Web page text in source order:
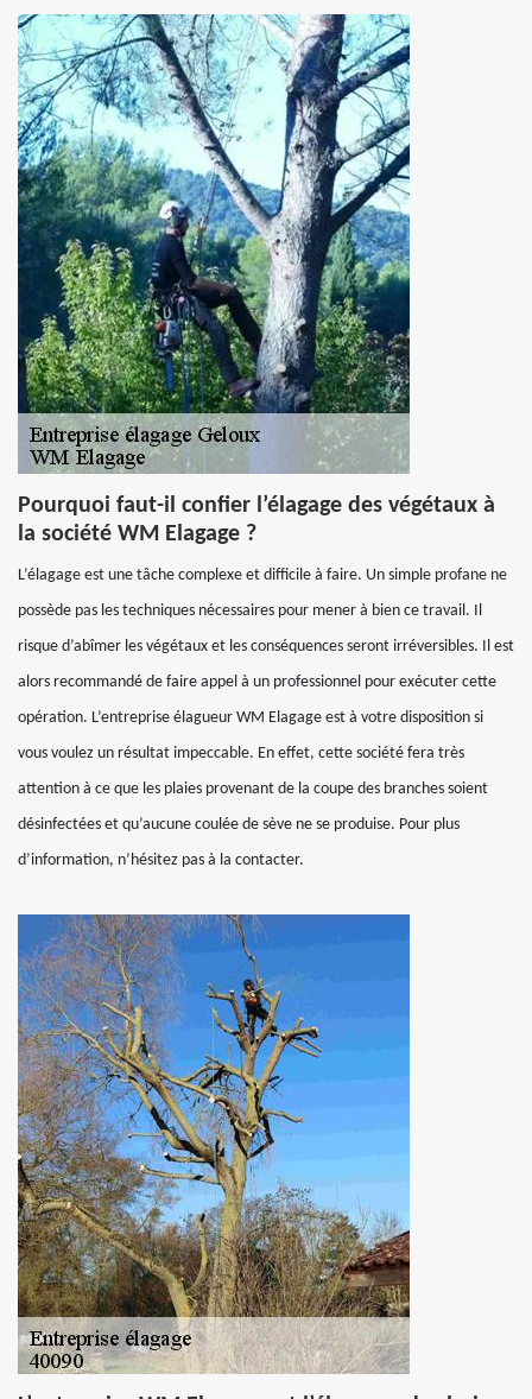
Pourquoi faut-il confier l’élagage des végétaux à
la société WM Elagage ?
L’élagage est une tâche complexe et difficile à faire. Un simple profane ne
possède pas les techniques nécessaires pour mener à bien ce travail. Il
risque d’abîmer les végétaux et les conséquences seront irréversibles. Il est
alors recommandé de faire appel à un professionnel pour exécuter cette
opération. L’entreprise élagueur WM Elagage est à votre disposition si
vous voulez un résultat impeccable. En effet, cette société fera très
attention à ce que les plaies provenant de la coupe des branches soient
désinfectées et qu’aucune coulée de sève ne se produise. Pour plus
d’information, n’hésitez pas à la contacter.